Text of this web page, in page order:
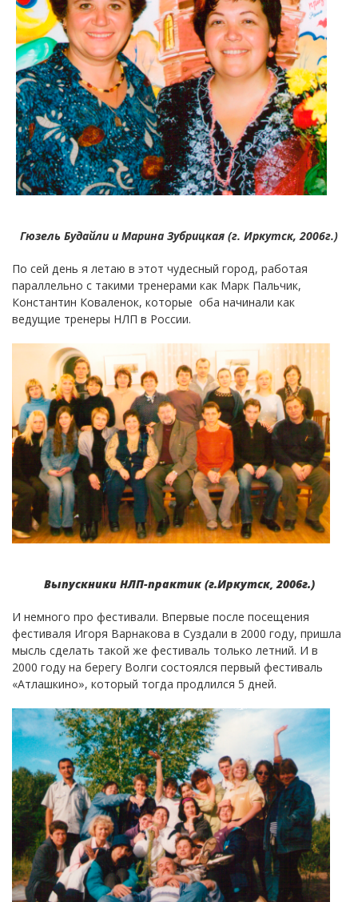
Гюзель Будайли и Марина Зубрицкая (г. Иркутск, 2006г.)
По сей день я летаю в этот чудесный город, работая
параллельно с такими тренерами как Марк Пальчик,
Константин Коваленок, которые оба начинали как
ведущие тренеры НЛП в России.
Выпускники НЛП-практик (г.Иркутск, 2006г.)
И немного про фестивали. Впервые после посещения
фестиваля Игоря Варнакова в Суздали в 2000 году, пришла
мысль сделать такой же фестиваль только летний. И в
2000 году на берегу Волги состоялся первый фестиваль
«Атлашкино», который тогда продлился 5 дней.